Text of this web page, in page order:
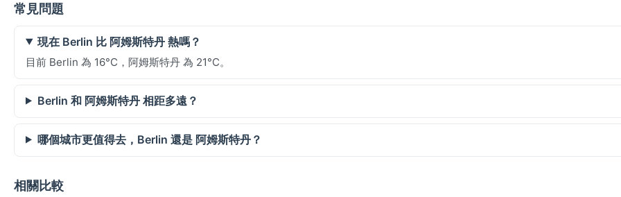
常見問題
現在 Berlin 比 阿姆斯特丹 熱嗎？
目前 Berlin 為 16°C，阿姆斯特丹 為 21°C。
Berlin 和 阿姆斯特丹 相距多遠？
哪個城市更值得去，Berlin 還是 阿姆斯特丹？
相關比較